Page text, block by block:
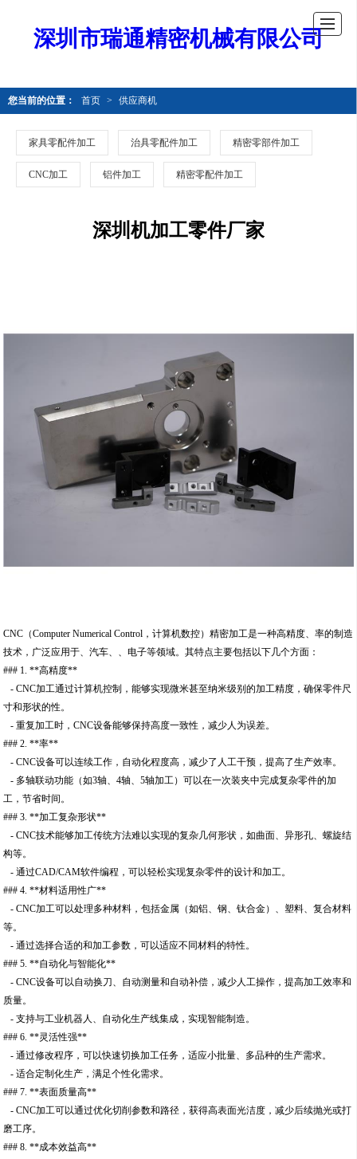
深圳市瑞通精密机械有限公司
您当前的位置： 首页 > 供应商机
家具零配件加工 治具零配件加工 精密零部件加工
CNC加工 铝件加工 精密零配件加工
深圳机加工零件厂家
CNC（Computer Numerical Control，计算机数控）精密加工是一种高精度、率的制造
技术，广泛应用于、汽车、、电子等领域。其特点主要包括以下几个方面：
### 1. **高精度**
- CNC加工通过计算机控制，能够实现微米甚至纳米级别的加工精度，确保零件尺
寸和形状的性。
- 重复加工时，CNC设备能够保持高度一致性，减少人为误差。
### 2. **率**
- CNC设备可以连续工作，自动化程度高，减少了人工干预，提高了生产效率。
- 多轴联动功能（如3轴、4轴、5轴加工）可以在一次装夹中完成复杂零件的加
工，节省时间。
### 3. **加工复杂形状**
- CNC技术能够加工传统方法难以实现的复杂几何形状，如曲面、异形孔、螺旋结
构等。
- 通过CAD/CAM软件编程，可以轻松实现复杂零件的设计和加工。
### 4. **材料适用性广**
- CNC加工可以处理多种材料，包括金属（如铝、钢、钛合金）、塑料、复合材料
等。
- 通过选择合适的和加工参数，可以适应不同材料的特性。
### 5. **自动化与智能化**
- CNC设备可以自动换刀、自动测量和自动补偿，减少人工操作，提高加工效率和
质量。
- 支持与工业机器人、自动化生产线集成，实现智能制造。
### 6. **灵活性强**
- 通过修改程序，可以快速切换加工任务，适应小批量、多品种的生产需求。
- 适合定制化生产，满足个性化需求。
### 7. **表面质量高**
- CNC加工可以通过优化切削参数和路径，获得高表面光洁度，减少后续抛光或打
磨工序。
### 8. **成本效益高**